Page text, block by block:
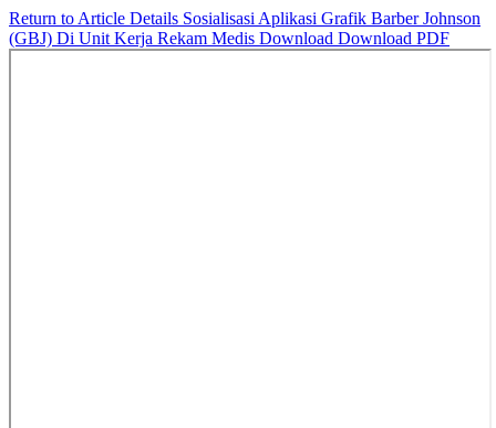
Return to Article Details Sosialisasi Aplikasi Grafik Barber Johnson
(GBJ) Di Unit Kerja Rekam Medis Download Download PDF